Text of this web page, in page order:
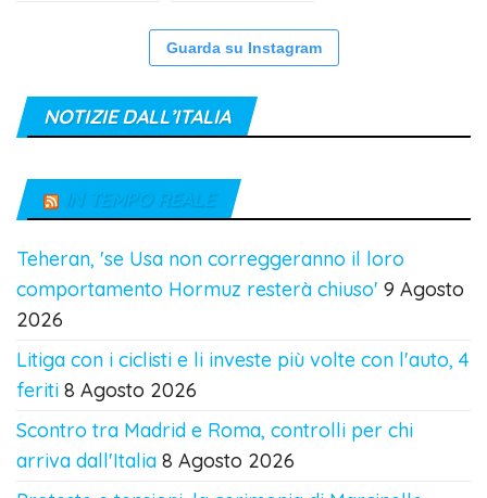
Guarda su Instagram
NOTIZIE DALL’ITALIA
IN TEMPO REALE
Teheran, 'se Usa non correggeranno il loro
comportamento Hormuz resterà chiuso' 9 Agosto
2026
Litiga con i ciclisti e li investe più volte con l'auto, 4
feriti 8 Agosto 2026
Scontro tra Madrid e Roma, controlli per chi
arriva dall'Italia 8 Agosto 2026